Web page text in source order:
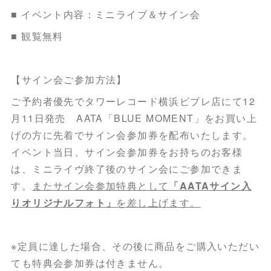
■ イベント内容：ミニライブ＆サイン会
■ 観覧無料
【サイン会ご参加方法】
ご予約者優先でタワーレコード横浜ビブレ店にて12
月11日発売 AATA「BLUE MOMENT」をお買い上
げの方に先着でサイン会参加券を配布いたします。
イベント当日、サイン会参加券をお持ちのお客様
は、ミニライヴ終了後のサイン会にご参加できま
す。
またサイン会参加特典として 「AATAサイン入
りオリジナルフォト」 を差し上げます。
※定員に達した場合、その後に商品をご購入いただい
ても特典会参加券は付きません。